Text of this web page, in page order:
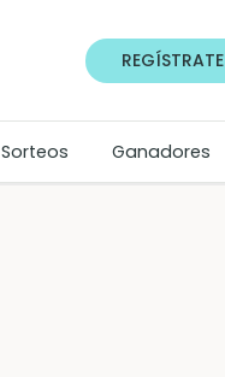
REGÍSTRATE
Sorteos Ganadores